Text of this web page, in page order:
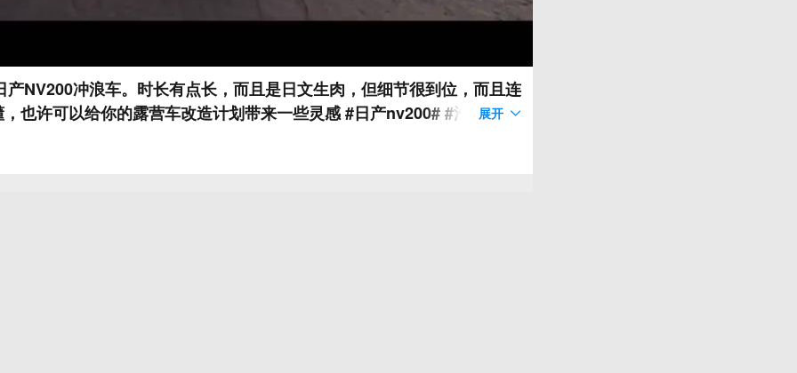
NV200冲浪车。时长有点长，而且是日文生肉，但细节很到位，而且连
也许可以给你的露营车改造计划带来一些灵感 #日产nv200# #汽车改装
展开